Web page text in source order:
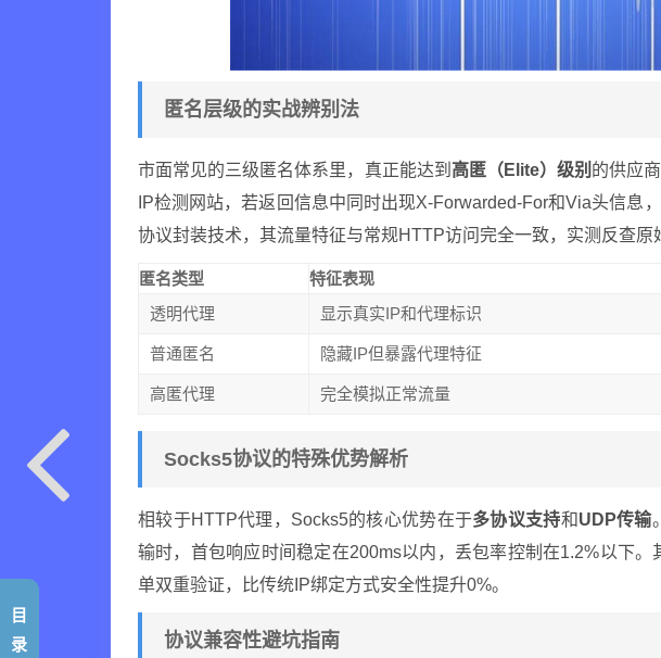
匿名层级的实战辨别法
市面常见的三级匿名体系里，真正能达到 高匿（Elite）级别 的供应
IP检测网站，若返回信息中同时出现X-Forwarded-For和Via头信息
协议封装技术，其流量特征与常规HTTP访问完全一致，实测反查原
匿名类型 特征表现
透明代理
显示真实IP和代理标识
普通匿名 隐藏IP但暴露代理特征
高匿代理 完全模拟正常流量
Socks5协议的特殊优势解析
相较于HTTP代理，Socks5的核心优势在于多协议支持和UDP传输
输时，首包响应时间稳定在200ms以内，丢包率控制在1.2%以下
单双重验证，比传统IP绑定方式安全性提升0%。
协议兼容性避坑指南
目
录